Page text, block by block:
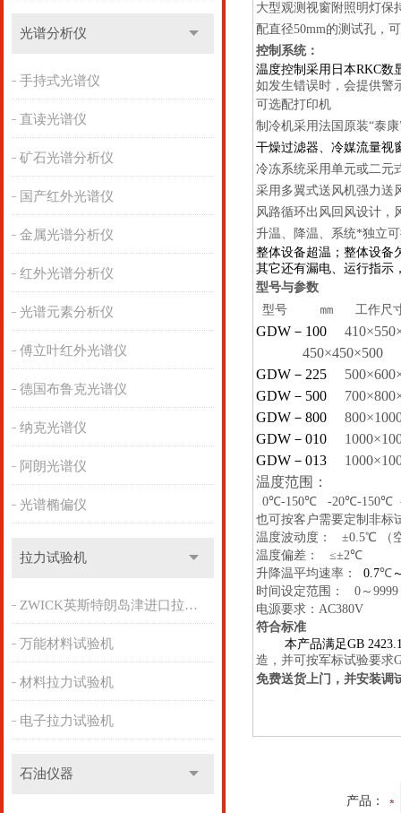
光谱分析仪
手持式光谱仪
直读光谱仪
矿石光谱分析仪
国产红外光谱仪
金属光谱分析仪
红外光谱分析仪
光谱元素分析仪
傅立叶红外光谱仪
德国布鲁克光谱仪
纳克光谱仪
阿朗光谱仪
光谱椭偏仪
拉力试验机
ZWICK英斯特朗岛津进口拉力机
万能材料试验机
材料拉力试验机
电子拉力试验机
石油仪器
大型观测视窗附照明灯保
配直径50mm的测试孔，
控制系统：
温度控制采用日本RKC数
如发生错误时，会提供警
可选配打印机
制冷机采用法国原装“泰康
干燥过滤器、冷媒流量视
冷冻系统采用单元或二元
采用多翼式送风机强力送
风路循环出风回风设计，
升温、降温、系统*独立
整体设备超温；整体设备
其它还有漏电、运行指示
型号与参数
型号
㎜ 工作尺
GDW － 100 410×550
450×450×500
GDW － 225 500×600
GDW － 500 700×800
GDW － 800 800×
GDW － 010 1000×
GDW － 013 1000×
温度范围：
0℃-150℃ -20℃-150℃
也可按客户需要定制非标
温度波动度：
±0.5℃ （
温度偏差：
≤±2℃
升降温平均速率：
0.7℃
时间设定范围：
0 ～ 9999
电源要求： AC380V
符合标准
本产品满足GB
造，并可按军标试验要求
免费送货上门，并安装调
产品：